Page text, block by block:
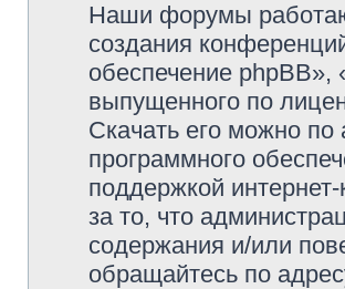
Наши форумы
создания
обеспечение phpBB»,
выпущенного по
Скачать его можно по
программного
поддержкой
за то, что
содержания и/или
обращайтесь по